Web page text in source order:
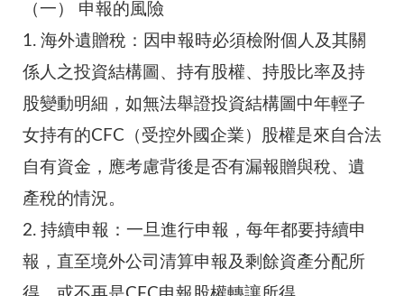
（一）
申報的風險
1. 海外遺贈稅：因申報時必須檢附個人及其關
係人之投資結構圖、持有股權、持股比率及持
股變動明細，如無法舉證投資結構圖中年輕子
女持有的CFC（受控外國企業）股權是來自合法
自有資金，應考慮背後是否有漏報贈與稅、遺
產稅的情況。
2. 持續申報：一旦進行申報，每年都要持續申
報，直至境外公司清算申報及剩餘資產分配所